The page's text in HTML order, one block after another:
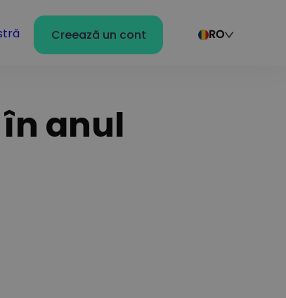
Creează un cont RO
anul